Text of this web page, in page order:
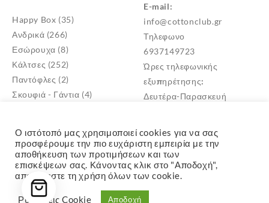
Happy Box (35)
Ανδρικά (266)
Εσώρουχα (8)
Κάλτσες (252)
Παντόφλες (2)
Σκουφιά - Γάντια (4)
Παιδικά (268)
E-mail:
info@cottonclub.gr
Τηλεφωνο
6937149723
Ώρες τηλεφωνικής
εξυπηρέτησης:
Δευτέρα-Παρασκευή
Μεταμόρφωση Αττικής
TK: 14452
Ο ιστότοπό μας χρησιμοποιεί cookies για να σας
προσφέρουμε την πιο ευχάριστη εμπειρία με την
αποθήκευση των προτιμήσεων και των
επισκέψεων σας. Κάνοντας κλικ στο "Αποδοχή",
αποδέχεστε τη χρήση όλων των cookie.
Ρυθμίσεις Cookie Αποδοχή